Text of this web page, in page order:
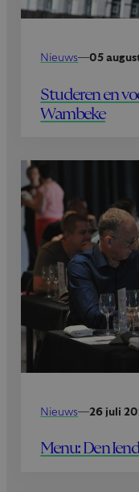
Nieuws—05
Studeren en
Wambeke
Nieuws—26 juli
Menu: Den